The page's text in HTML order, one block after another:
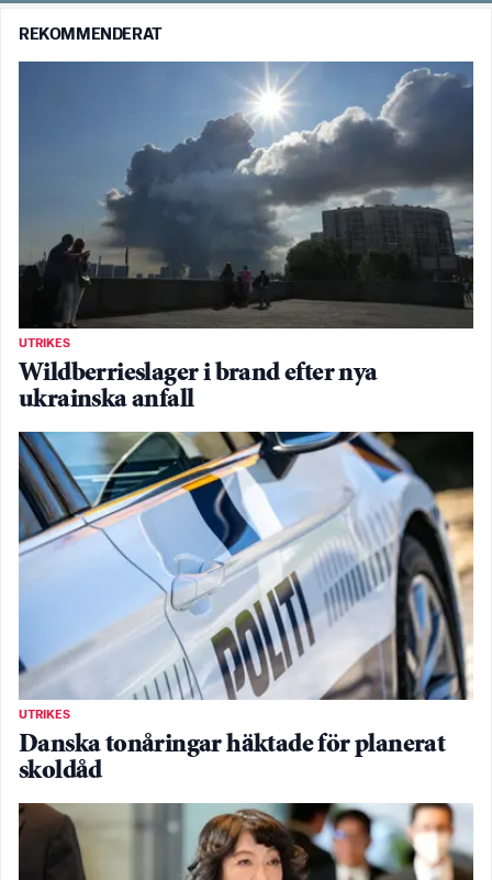
REKOMMENDERAT
UTRIKES
Wildberrieslager i brand efter nya
ukrainska anfall
UTRIKES
Danska tonåringar häktade för planerat
skoldåd